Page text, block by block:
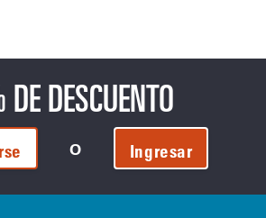
DESCUENTO
O Ingresar